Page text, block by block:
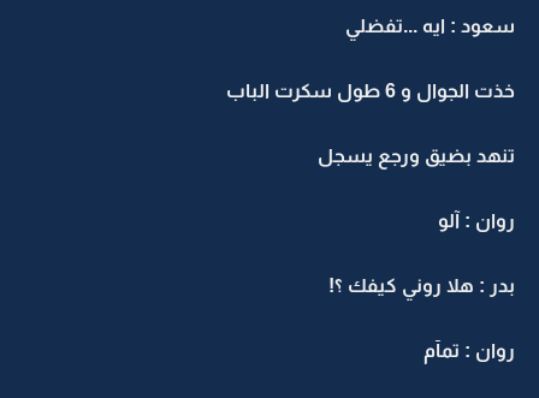
سعود : ايه ...تفضلي
خذت الجوال و 6 طول سكرت الباب
تنهد بضيق ورجع يسجل
روان : آلو
بدر : هلا روني كيفك ؟!
روان : تمآم